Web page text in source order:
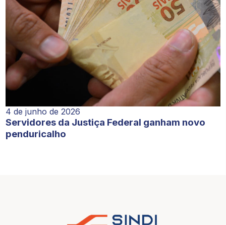
4 de junho de 2026
Servidores da Justiça Federal ganham novo
penduricalho